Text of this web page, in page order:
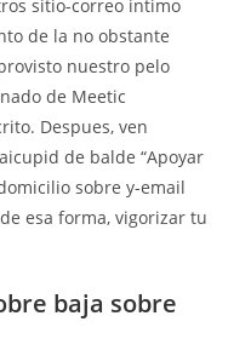
sitio-correo intimo
de la no obstante
nuestro pelo
de Meetic
Despues, ven
de balde “Apoyar
sobre y-email
esa forma, vigorizar tu
baja sobre